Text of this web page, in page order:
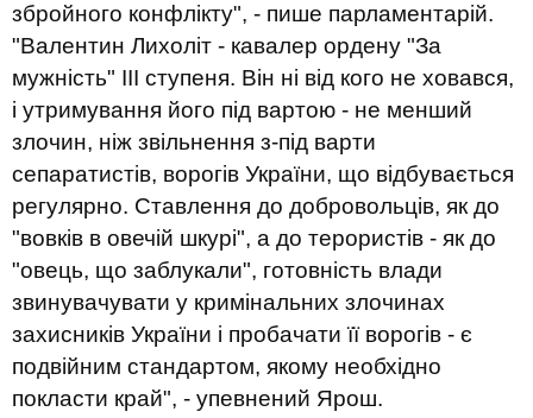
збройного конфлікту", - пише парламентарій.
"Валентин Лихоліт - кавалер ордену "За
мужність" III ступеня. Він ні від кого не ховався,
і утримування його під вартою - не менший
злочин, ніж звільнення з-під варти
сепаратистів, ворогів України, що відбувається
регулярно. Ставлення до добровольців, як до
"вовків в овечій шкурі", а до терористів - як до
"овець, що заблукали", готовність влади
звинувачувати у кримінальних злочинах
захисників України і пробачати її ворогів - є
подвійним стандартом, якому необхідно
покласти край", - упевнений Ярош.